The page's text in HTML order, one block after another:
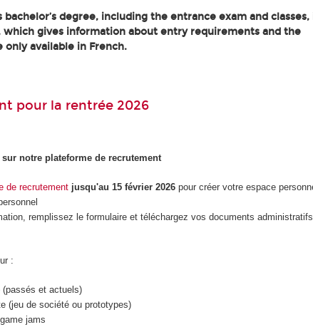
degree, including the entrance exam and classes,
which gives information about entry requirements and the
available in French.
pour la rentrée 2026
notre plateforme de recrutement
de recrutement jusqu'au 15 février 2026pour créer votre espace
remplissez le formulaire et téléchargez vos documents
:
(passés et actuels)
(jeu de société ou prototypes)
jams